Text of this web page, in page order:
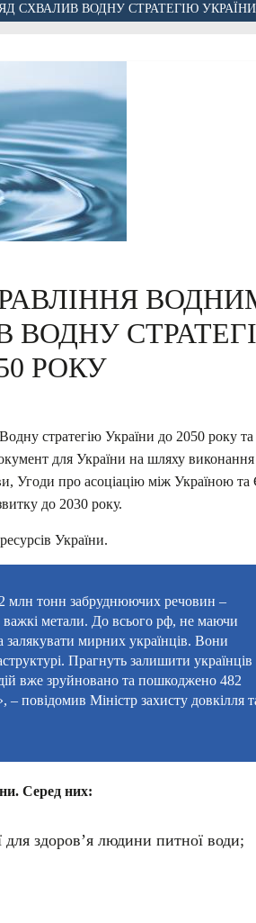
ВОДНУ СТРАТЕГІЮ УКРАЇНИ
ВОДНУ
РОКУ
стратегію України до 2050 року та
для України на шляху виконання
Угоди про асоціацію між Україною та
до 2030 року.
України.
2 млн тонн забруднюючих речовин –
метали. До всього рф, не маючи
залякувати мирних українців. Вони
Прагнуть залишити українців
дій вже зруйновано та пошкоджено 482
повідомив Міністр захисту довкілля
Серед них:
для здоров’я людини питної води;